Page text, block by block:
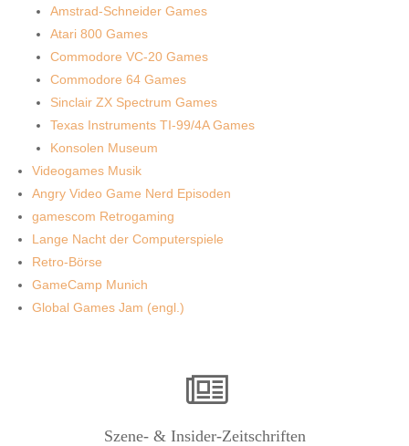
Amstrad-Schneider Games
Atari 800 Games
Commodore VC-20 Games
Commodore 64 Games
Sinclair ZX Spectrum Games
Texas Instruments TI-99/4A Games
Konsolen Museum
Videogames Musik
Angry Video Game Nerd Episoden
gamescom Retrogaming
Lange Nacht der Computerspiele
Retro-Börse
GameCamp Munich
Global Games Jam (engl.)
Szene- & Insider-Zeitschriften